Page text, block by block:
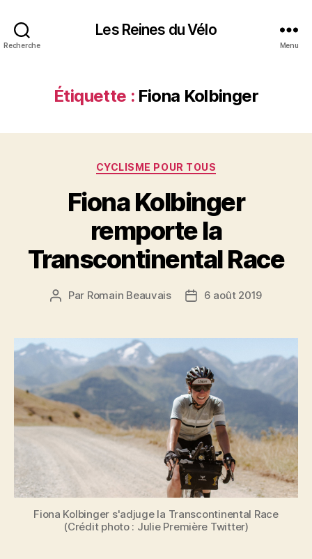
Recherche
Les Reines du Vélo
Menu
Étiquette : Fiona Kolbinger
Catégories
CYCLISME POUR TOUS
Fiona Kolbinger
remporte la
Transcontinental Race
Auteur
Par Romain Beauvais
Date6 août 2019
Fiona Kolbinger s'adjuge la Transcontinental Race
(Crédit photo : Julie Première Twitter)